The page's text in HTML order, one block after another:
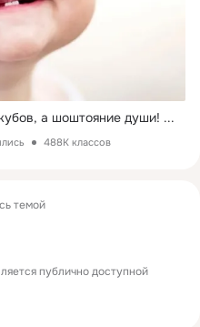
а шоштояние души! ...
488K классов
темой
публично доступной